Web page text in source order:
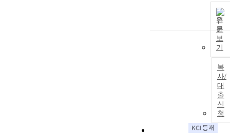
원
문
보
기
복
사/
대
출
신
청